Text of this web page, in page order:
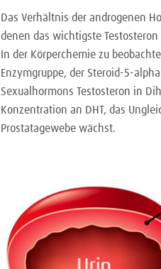
Das Verhältnis der androgenen
denen das wichtigste
In der Körperchemie zu
Enzymgruppe, der Steroid-5-
Sexualhormons Testosteron in
Konzentration an DHT, das
Prostatagewebe wächst.